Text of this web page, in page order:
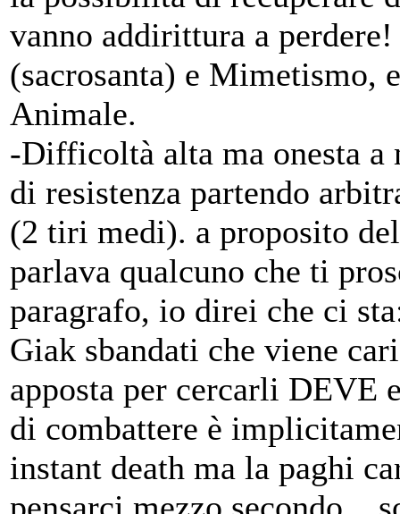
vanno addirittura a
(sacrosanta) e Mimetismo,
Animale.
-Difficoltà alta ma onesta
di resistenza partendo
(2 tiri medi). a proposito
parlava qualcuno che ti
paragrafo, io direi che ci
Giak sbandati che viene
apposta per cercarli DEVE
di combattere è
instant death ma la paghi